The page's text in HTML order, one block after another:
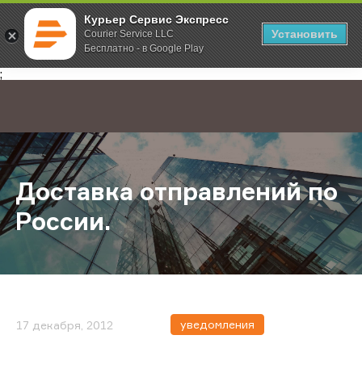
Курьер Сервис Экспресс
Courier Service LLC
Бесплатно - в Google Play
Установить
;
Главная О компании Новости Доставка отправлений по России.
Доставка отправлений по
России.
17 декабря, 2012 уведомления